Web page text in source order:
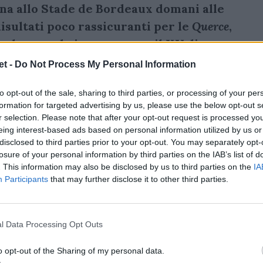
- Do Not Process My Personal Information
opt-out of the sale, sharing to third parties, or processing of your
for targeted advertising by us, please use the below opt-out
selection. Please note that after your opt-out request is processed
interest-based ads based on personal information utilized by us
to third parties prior to your opt-out. You may separately
of your personal information by third parties on the IAB’s list of
This information may also be disclosed by us to third parties on the
Participants that may further disclose it to other third parties.
Data Processing Opt Outs
opt-out of the Sharing of my personal data.
allo Stade de Bordeaux domani alle
poco rassicuranti per le Querce,
scende in campo con il XV di
i Wallabies di Eddie Jones, che allo
L'Australia viene da una striscia
di un anno e questo potrebbe fare la
con Inghilterra-Argentina allo Stade
è uscita con più dubbi che certezze
i Pumas segnerà un passo verso i
al solito un po' di Italia:
Velez e l'ex Zebre Eduardo